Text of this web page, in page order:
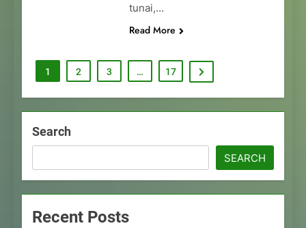
tunai,…
Read More
1 2 3 … 17
Search
SEARCH
Recent Posts